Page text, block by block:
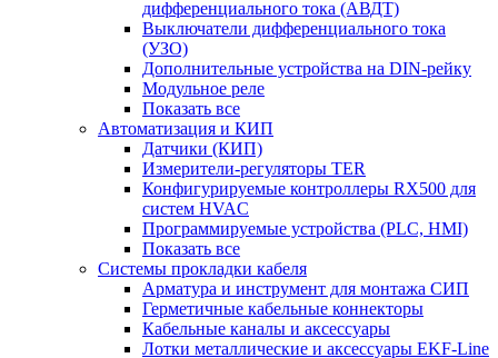
дифференциального тока (АВДТ)
Выключатели дифференциального тока
(УЗО)
Дополнительные устройства на DIN-рейку
Модульное реле
Показать все
Автоматизация и КИП
Датчики (КИП)
Измерители-регуляторы TER
Конфигурируемые контроллеры RX500 для
систем HVAC
Программируемые устройства (PLC, HMI)
Показать все
Системы прокладки кабеля
Арматура и инструмент для монтажа СИП
Герметичные кабельные коннекторы
Кабельные каналы и аксессуары
Лотки металлические и аксессуары EKF-Line